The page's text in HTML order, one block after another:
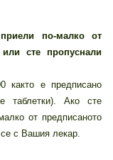
по-малко от
сте пропуснали
както е предписано
таблетки). Ако сте
от предписаното
с Вашия лекар.